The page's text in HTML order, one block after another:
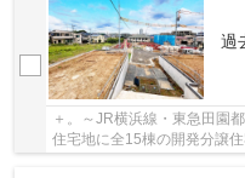
過
＋。～JR横浜線・東急田園都市
住宅地に全15棟の開発分譲